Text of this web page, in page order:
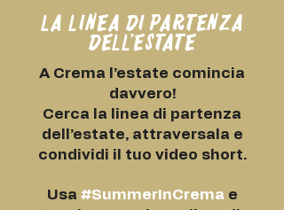
La linea di partenza
dell’estate
A Crema l’estate comincia
davvero!
Cerca la linea di partenza
dell’estate, attraversala e
condividi il tuo video short.
Usa #SummerInCrema e